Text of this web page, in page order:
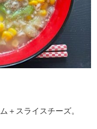
＋スライスチーズ。